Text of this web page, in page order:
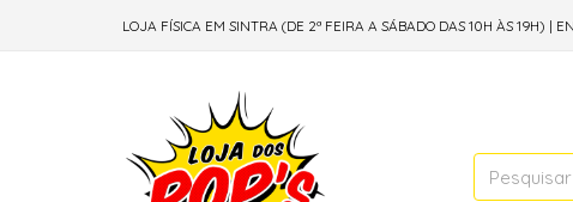
LOJA FÍSICA EM SINTRA (DE 2ª FEIRA A SÁBADO DAS 10H ÀS 19H) |